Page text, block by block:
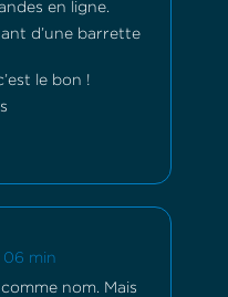
en ligne.
d’une barrette
le bon !
06 min
nom. Mais